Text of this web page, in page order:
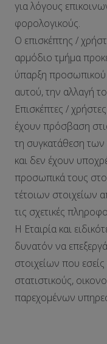
για λόγους
φορολογικούς.
Ο επισκέπτης /
αρμόδιο τμήμα
ύπαρξη
αυτού, την αλλαγή
Επισκέπτες /
έχουν πρόσβαση
τη συγκατάθεση
και δεν έχουν
προσωπικά τους
τέτοιων στοιχείων
τις σχετικές
Η Εταιρία και
δυνατόν να
στοιχείων που εσείς
στατιστικούς,
παρεχομένων